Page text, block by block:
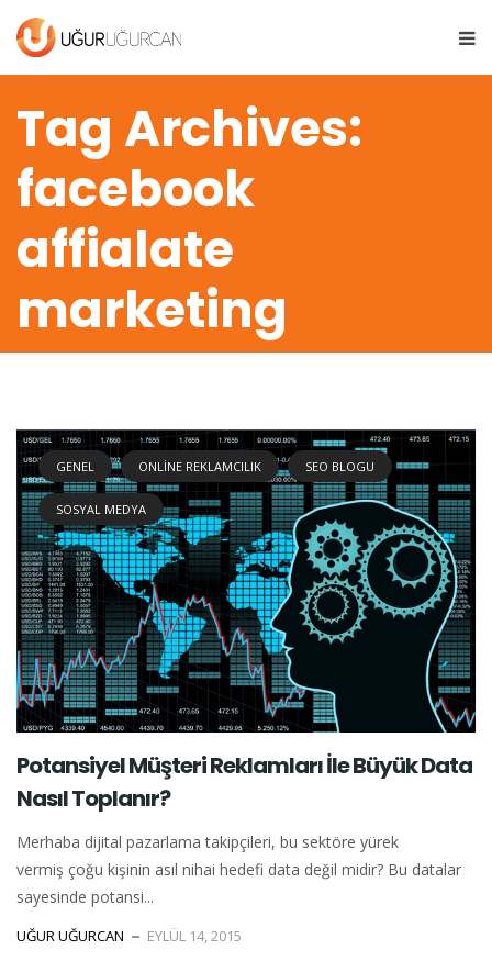
Tag Archives:
facebook
affialate
marketing
GENEL ONLINE REKLAMCILIK SEO BLOGU
SOSYAL MEDYA
Potansiyel Müşteri Reklamları İle Büyük Data
Nasıl Toplanır?
Merhaba dijital pazarlama takipçileri, bu sektöre yürek
vermiş çoğu kişinin asıl nihai hedefi data değil midir? Bu datalar
sayesinde potansi...
UĞUR UĞURCAN EYLÜL 14, 2015